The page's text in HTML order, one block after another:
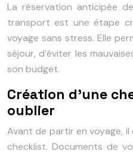
La réservation anticipée
transport est une étape
voyage sans stress. Elle
séjour, d’éviter les
son budget.
Création d’une
oublier
Avant de partir en voyage,
checklist. Documents de